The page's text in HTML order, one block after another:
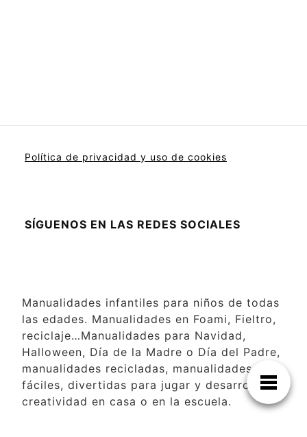
Política de privacidad y uso de cookies
SÍGUENOS EN LAS REDES SOCIALES
Manualidades infantiles para niños de todas
las edades. Manualidades en Foami, Fieltro,
reciclaje…Manualidades para Navidad,
Halloween, Día de la Madre o Día del Padre,
manualidades recicladas, manualidades
fáciles, divertidas para jugar y desarrollar la
creatividad en casa o en la escuela.